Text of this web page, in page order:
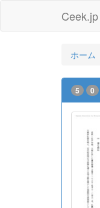
ホーム
5 0